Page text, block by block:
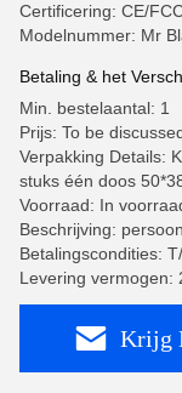
Certificering: CE/
Modelnummer: Mr
Betaling & het
Min. bestelaantal: 1
Prijs: To be
Verpakking Details:
stuks één doos
Voorraad: In
Beschrijving:
Betalingscondities:
Levering vermogen:
Krijg